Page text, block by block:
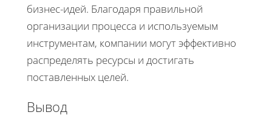
бизнес-идей. Благодаря правильной
организации процесса и используемым
инструментам, компании могут эффективно
распределять ресурсы и достигать
поставленных целей.
Вывод